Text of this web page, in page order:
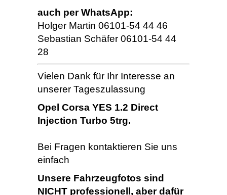
auch per WhatsApp:
Holger Martin 06101-54 44 46
Sebastian Schäfer 06101-54 44
28
Vielen Dank für Ihr Interesse an
unserer Tageszulassung
Opel Corsa YES 1.2 Direct
Injection Turbo 5trg.
Bei Fragen kontaktieren Sie uns
einfach
Unsere Fahrzeugfotos sind
NICHT professionell, aber dafür